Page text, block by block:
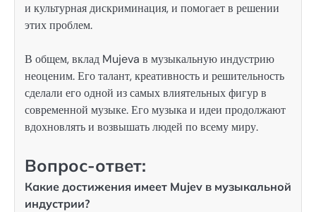
и культурная дискриминация, и помогает в решении
этих проблем.
В общем, вклад Mujeva в музыкальную индустрию
неоценим. Его талант, креативность и решительность
сделали его одной из самых влиятельных фигур в
современной музыке. Его музыка и идеи продолжают
вдохновлять и возвышать людей по всему миру.
Вопрос-ответ:
Какие достижения имеет Mujev в музыкальной
индустрии?